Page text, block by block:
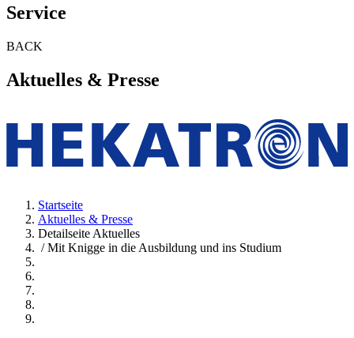
Service
BACK
Aktuelles & Presse
Startseite
Aktuelles & Presse
Detailseite Aktuelles
/ Mit Knigge in die Ausbildung und ins Studium